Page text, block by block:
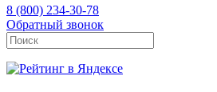
8 (800) 234-30-78
Обратный звонок